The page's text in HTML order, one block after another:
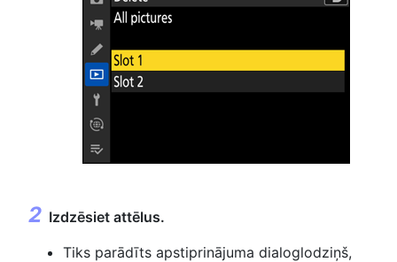
Izdzēsiet attēlus.
Tiks parādīts apstiprinājuma dialoglodziņš,